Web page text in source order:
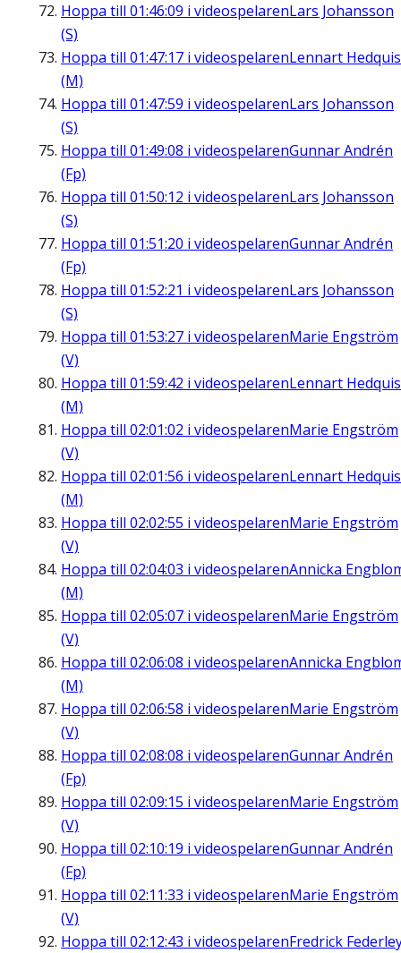
Hoppa till 01:46:09 i videospelarenLars Johansson
(S)
Hoppa till 01:47:17 i videospelarenLennart
(M)
Hoppa till 01:47:59 i videospelarenLars Johansson
(S)
Hoppa till 01:49:08 i videospelarenGunnar Andrén
(Fp)
Hoppa till 01:50:12 i videospelarenLars Johansson
(S)
Hoppa till 01:51:20 i videospelarenGunnar Andrén
(Fp)
Hoppa till 01:52:21 i videospelarenLars Johansson
(S)
Hoppa till 01:53:27 i videospelarenMarie Engström
(V)
Hoppa till 01:59:42 i videospelarenLennart
(M)
Hoppa till 02:01:02 i videospelarenMarie Engström
(V)
Hoppa till 02:01:56 i videospelarenLennart
(M)
Hoppa till 02:02:55 i videospelarenMarie Engström
(V)
Hoppa till 02:04:03 i videospelarenAnnicka
(M)
Hoppa till 02:05:07 i videospelarenMarie Engström
(V)
Hoppa till 02:06:08 i videospelarenAnnicka
(M)
Hoppa till 02:06:58 i videospelarenMarie Engström
(V)
Hoppa till 02:08:08 i videospelarenGunnar Andrén
(Fp)
Hoppa till 02:09:15 i videospelarenMarie Engström
(V)
Hoppa till 02:10:19 i videospelarenGunnar Andrén
(Fp)
Hoppa till 02:11:33 i videospelarenMarie Engström
(V)
Hoppa till 02:12:43 i videospelarenFredrick